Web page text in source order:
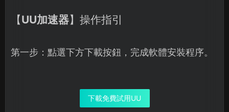
【UU加速器】操作指引
第一步：點選下方下載按鈕，完成軟體安裝程序。
下載免費試用UU